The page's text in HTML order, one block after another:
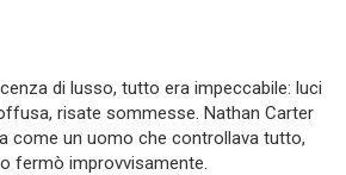
di lusso, tutto era impeccabile: luci
risate sommesse. Nathan Carter
come un uomo che controllava tutto,
fermò improvvisamente.